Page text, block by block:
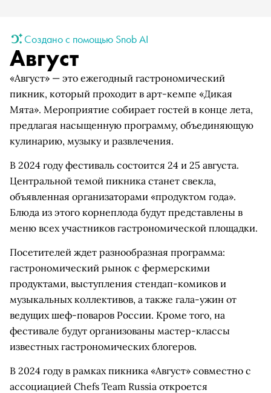
Создано с помощью Snob AI
Август
«Август» — это ежегодный гастрономический
пикник, который проходит в арт-кемпе «Дикая
Мята». Мероприятие собирает гостей в конце лета,
предлагая насыщенную программу, объединяющую
кулинарию, музыку и развлечения.
В 2024 году фестиваль состоится 24 и 25 августа.
Центральной темой пикника станет свекла,
объявленная организаторами «продуктом года».
Блюда из этого корнеплода будут представлены в
меню всех участников гастрономической площадки.
Посетителей ждет разнообразная программа:
гастрономический рынок с фермерскими
продуктами, выступления стендап-комиков и
музыкальных коллективов, а также гала-ужин от
ведущих шеф-поваров России. Кроме того, на
фестивале будут организованы мастер-классы
известных гастрономических блогеров.
В 2024 году в рамках пикника «Август» совместно с
ассоциацией Chefs Team Russia откроется